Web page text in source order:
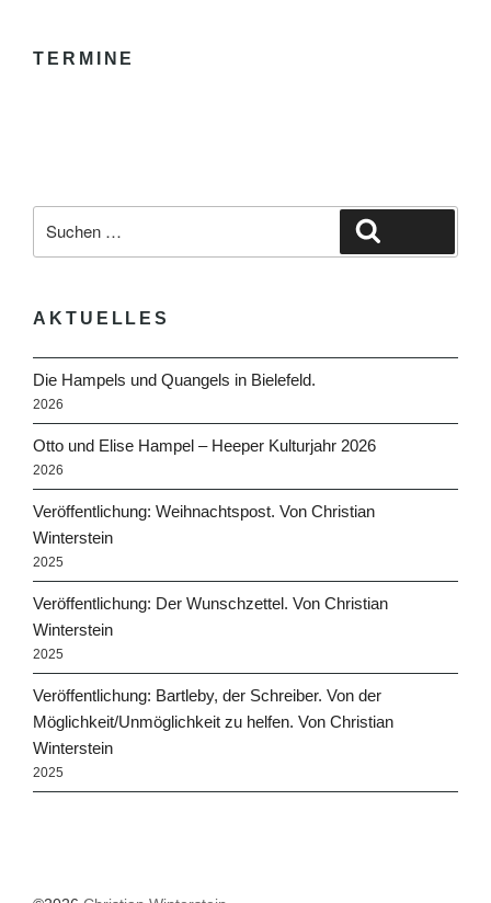
TERMINE
nach:
AKTUELLES
Die Hampels und Quangels in Bielefeld.
2026
Otto und Elise Hampel – Heeper Kulturjahr 2026
2026
Veröffentlichung: Weihnachtspost. Von Christian
Winterstein
2025
Veröffentlichung: Der Wunschzettel. Von Christian
Winterstein
2025
Veröffentlichung: Bartleby, der Schreiber. Von der
Möglichkeit/Unmöglichkeit zu helfen. Von Christian
Winterstein
2025